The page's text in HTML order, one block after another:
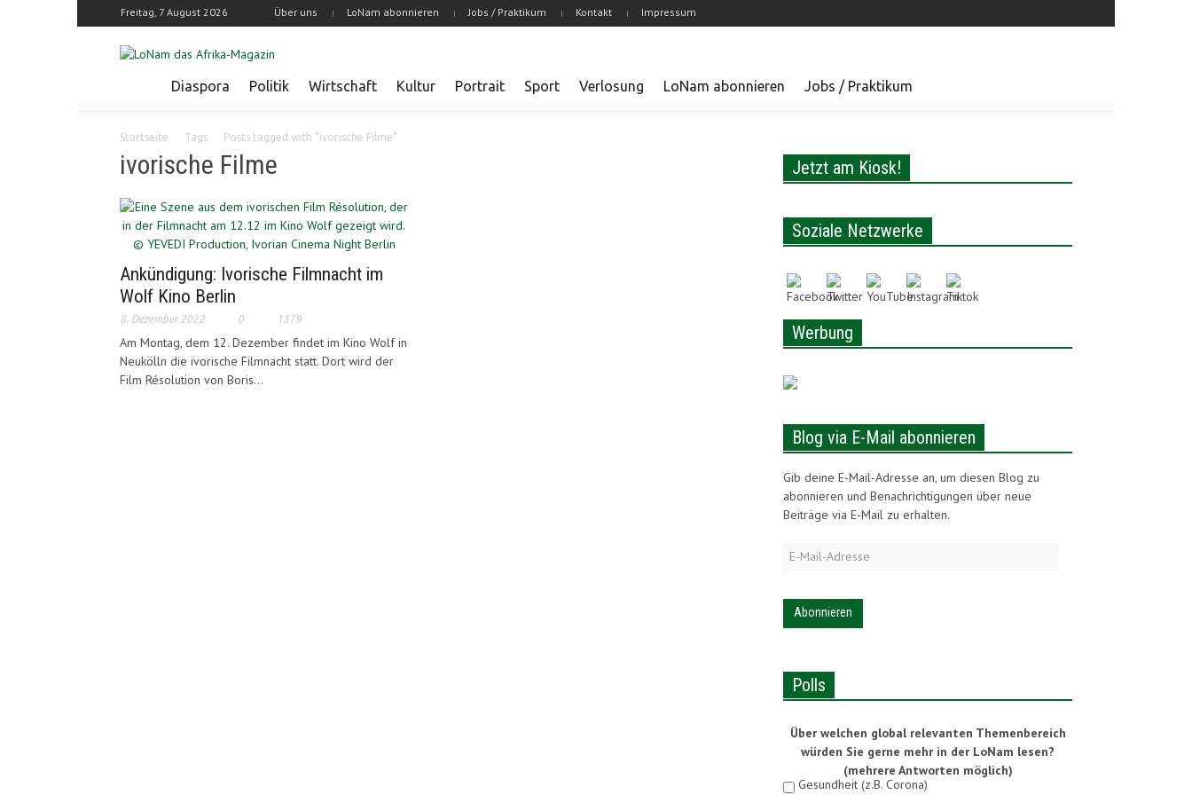
Freitag, 7 August 2026 Über uns LoNam abonnieren Jobs / Praktikum Kontakt Impressum
Diaspora Politik Wirtschaft Kultur Portrait Sport Verlosung LoNam abonnieren Jobs / Praktikum
Startseite Tags Posts tagged with "ivorische Filme"
ivorische Filme
Ankündigung: Ivorische Filmnacht im
Wolf Kino Berlin
8. Dezember 2022 0 1379
Am Montag, dem 12. Dezember findet im Kino Wolf in
Neukölln die ivorische Filmnacht statt. Dort wird der
Film Résolution von Boris...
Jetzt am Kiosk!
Soziale Netzwerke
Werbung
Blog via E-Mail abonnieren
Gib deine E-Mail-Adresse an, um diesen Blog zu
abonnieren und Benachrichtigungen über neue
Beiträge via E-Mail zu erhalten.
E-
Polls
Über welchen global relevanten Themenbereich
würden Sie gerne mehr in der LoNam lesen?
(mehrere Antworten möglich)
Gesundheit (z.B. Corona)